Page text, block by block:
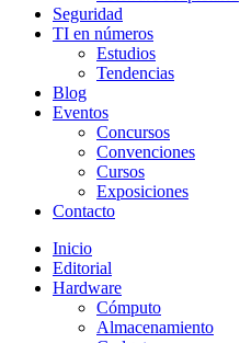
Seguridad
TI en números
Estudios
Tendencias
Blog
Eventos
Concursos
Convenciones
Cursos
Exposiciones
Contacto
Inicio
Editorial
Hardware
Cómputo
Almacenamiento